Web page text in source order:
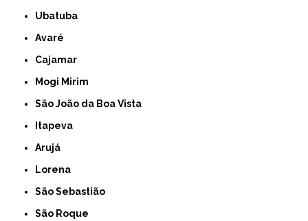
Ubatuba
Avaré
Cajamar
Mogi Mirim
São João da Boa Vista
Itapeva
Arujá
Lorena
São Sebastião
São Roque